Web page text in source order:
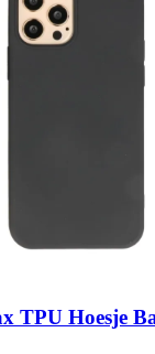
TPU Hoesje